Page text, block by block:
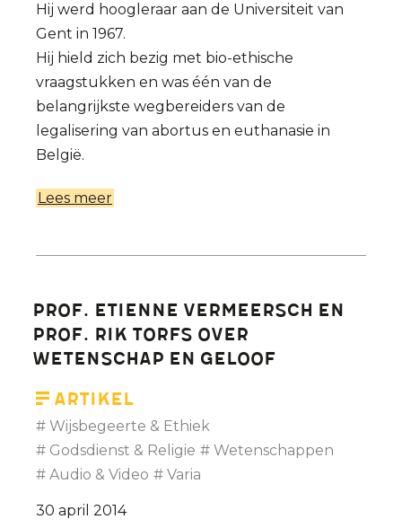
Hij werd hoogleraar aan de Universiteit van
Gent in 1967.
Hij hield zich bezig met bio-ethische
vraagstukken en was één van de
belangrijkste wegbereiders van de
legalisering van abortus en euthanasie in
België.
Lees meer
bescheiden
filosoof?
Prof. Etienne Vermeersch en
Prof. Rik Torfs over
wetenschap en geloof
Artikel
Wijsbegeerte & Ethiek
Godsdienst & Religie
Wetenschappen
Audio & Video
Varia
30 april 2014